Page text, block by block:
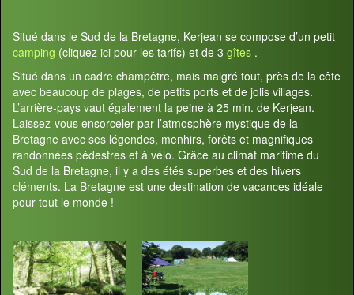
Situé dans le Sud de la Bretagne, Kerjean se compose d’un petit
camping (cliquez ici pour les tarifs) et de 3 gîtes .
Situé dans un cadre champêtre, mais malgré tout, près de la côte
avec beaucoup de plages, de petits ports et de jolis villages.
L’arrière-pays vaut également la peine à 25 min. de Kerjean.
Laissez-vous ensorceler par l’atmosphère mystique de la
Bretagne avec ses légendes, menhirs, forêts et magnifiques
randonnées pédestres et à vélo. Grâce au climat maritime du
Sud de la Bretagne, il y a des étés superbes et des hivers
cléments. La Bretagne est une destination de vacances idéale
pour tout le monde !